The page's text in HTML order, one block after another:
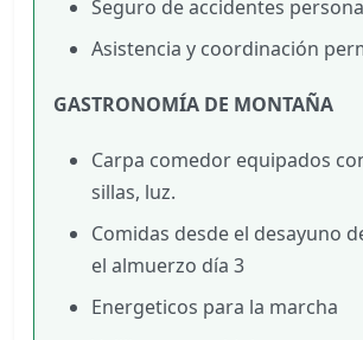
Seguro de accidentes
Asistencia y coordinación
GASTRONOMÍA DE MONTAÑA
Carpa comedor equipados
sillas, luz.
Comidas desde el desayuno
el almuerzo día 3
Energeticos para la marcha